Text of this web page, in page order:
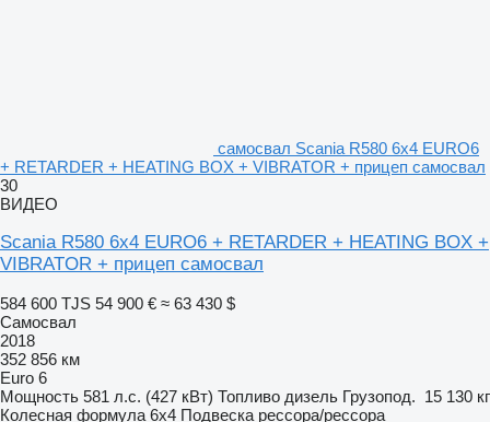
самосвал Scania R580 6x4 EURO6
+ RETARDER + HEATING BOX + VIBRATOR + прицеп самосвал
30
ВИДЕО
Scania R580 6x4 EURO6 + RETARDER + HEATING BOX +
VIBRATOR + прицеп самосвал
584 600 TJS 54 900 € ≈ 63 430 $
Самосвал
2018
352 856 км
Euro 6
Мощность 581 л.с. (427 кВт) Топливо дизель Грузопод. 15 130 кг
Колесная формула 6x4 Подвеска рессора/рессора